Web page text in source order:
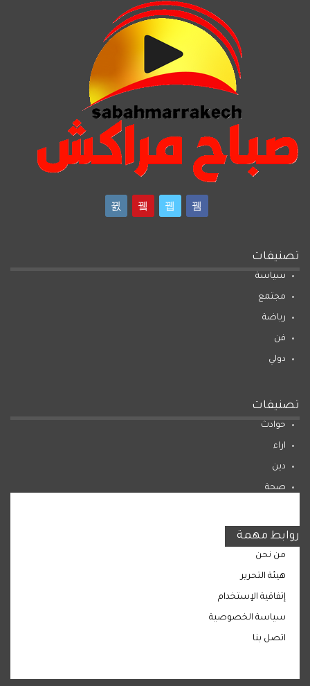
تصنيفات
سياسة
مجتمع
رياضة
فن
دولي
تصنيفات
حوادث
اراء
دين
صحة
روابط مهمة
من نحن
هيئة التحرير
إتفاقية الإستخدام
سياسة الخصوصية
اتصل بنا